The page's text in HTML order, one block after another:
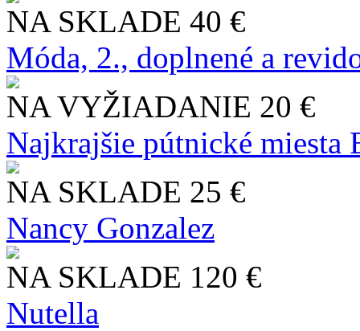
NA SKLADE 40 €
Móda, 2., doplnené a
NA VYŽIADANIE 20 €
Najkrajšie pútnické miesta
NA SKLADE 25 €
Nancy Gonzalez
NA SKLADE 120 €
Nutella